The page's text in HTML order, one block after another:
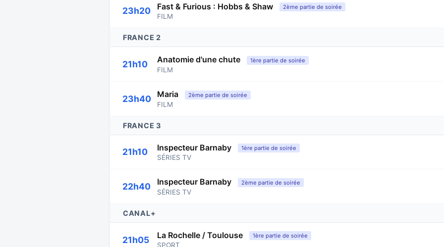
23h20 Fast & Furious : Hobbs & Shaw 2ème partie de soirée
FILM
FRANCE 2
21h10 Anatomie d'une chute 1ère partie de soirée
FILM
23h40 Maria 2ème partie de soirée
FILM
FRANCE 3
21h10 Inspecteur Barnaby 1ère partie de soirée
SÉRIES TV
22h40 Inspecteur Barnaby 2ème partie de soirée
SÉRIES TV
CANAL+
21h05 La Rochelle / Toulouse 1ère partie de soirée
SPORT